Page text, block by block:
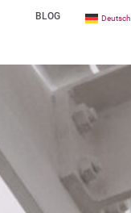
BLOG Deutsch